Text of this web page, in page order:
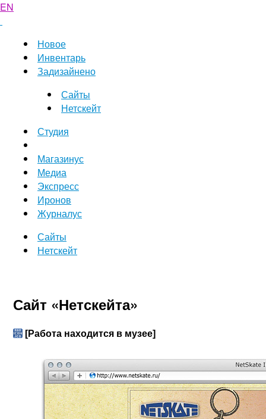
EN
Новое
Инвентарь
Задизайнено
Сайты
Нетскейт
Студия
Магазинус
Медиа
Экспресс
Иронов
Журналус
Сайты
Нетскейт
Сайт «Нетскейта»
[Работа находится в музее]